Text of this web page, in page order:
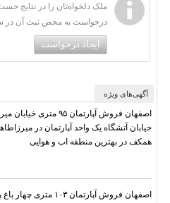
ملک دلخواه‌تان را در نتایج
درخواست به محض ثبت آن در
ایجاد درخواست
آگهی‌های ویژه
اصفهان فروش آپارتمان ۹۵ متری
خیابان آتشگاه یک واحد آپارتمان در
همکف در بهترین منطقه اب و هوایی
اصفهان فروش آپارتمان ۱۰۳ متری